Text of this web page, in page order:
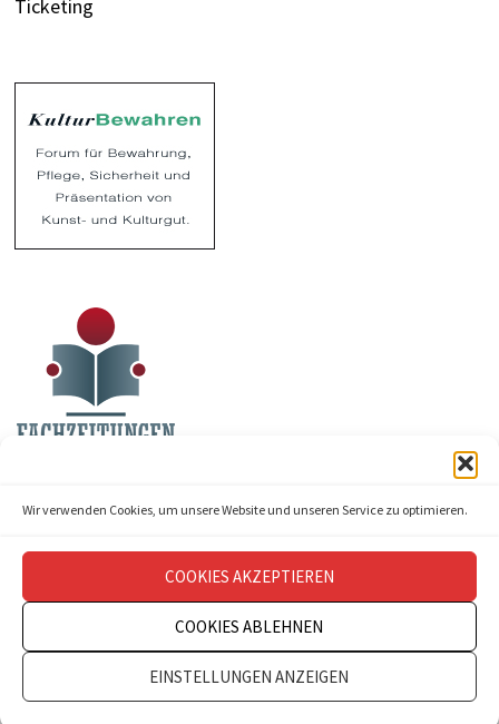
Wir verwenden Cookies, um unsere Website und unseren Service zu optimieren.
COOKIES AKZEPTIEREN
COOKIES ABLEHNEN
EINSTELLUNGEN ANZEIGEN
Ticketing
Impressum
Datenschutz Kontakt